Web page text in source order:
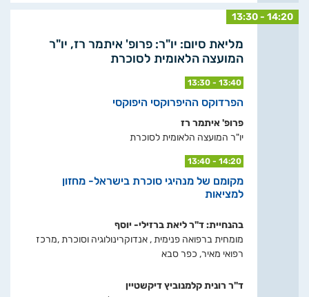
13:30 - 14:20
מליאת סיום: יו"ר: פרופ' איתמר רז, יו"ר
המועצה הלאומית לסוכרת
13:30 - 13:40
הפרדוקס ההיפרוקסי היפוקסי
פרופ' איתמר רז
יו"ר המועצה הלאומית לסוכרת
13:40 - 14:20
מקומם של מנהיגי סוכרת בישראל- מחזון
למציאות
בהנחיית: ד"ר ליאת ברזילי- יוסף
מומחית ברפואה פנימית , אנדוקרינולוגיה וסוכרת ,מרכז
רפואי מאיר, כפר סבא
ד"ר רונית קלמנוביץ דיקשטיין